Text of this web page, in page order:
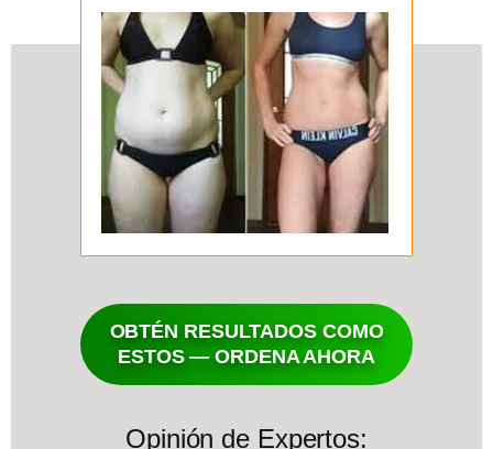
OBTÉN RESULTADOS COMO
ESTOS — ORDENA AHORA
Opinión de Expertos: